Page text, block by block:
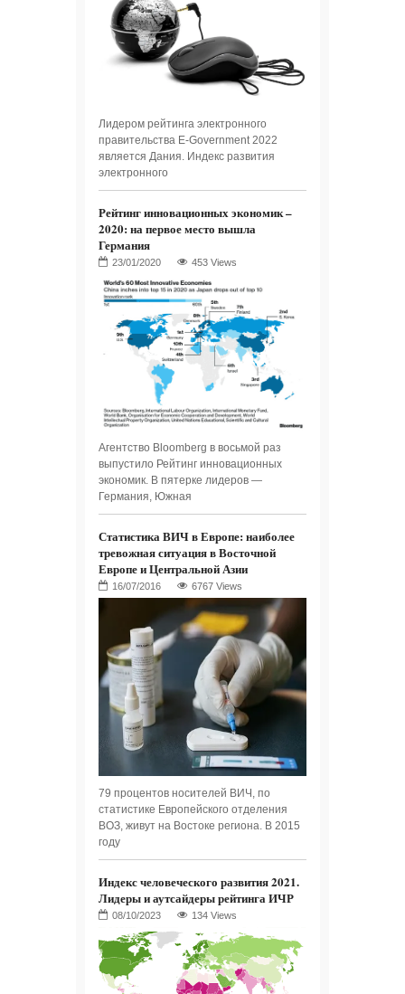
Лидером рейтинга электронного
правительства E-Government 2022
является Дания. Индекс развития
электронного
Рейтинг инновационных экономик –
2020: на первое место вышла
Германия
453 Views
Агентство Bloomberg в восьмой раз
выпустило Рейтинг инновационных
экономик. В пятерке лидеров —
Германия, Южная
Статистика ВИЧ в Европе: наиболее
тревожная ситуация в Восточной
Европе и Центральной Азии
6767 Views
79 процентов носителей ВИЧ, по
статистике Европейского отделения
ВОЗ, живут на Востоке региона. В 2015
году
Индекс человеческого развития 2021.
Лидеры и аутсайдеры рейтинга ИЧР
134 Views